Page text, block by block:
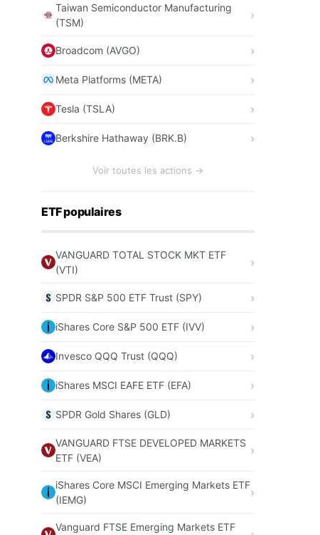
Taiwan Semiconductor Manufacturing
(TSM)
Broadcom (AVGO)
Meta Platforms (META)
Tesla (TSLA)
Berkshire Hathaway (BRK.B)
Voir toutes les actions →
ETF populaires
VANGUARD TOTAL STOCK MKT ETF
(VTI)
SPDR S&P 500 ETF Trust (SPY)
iShares Core S&P 500 ETF (IVV)
Invesco QQQ Trust (QQQ)
iShares MSCI EAFE ETF (EFA)
SPDR Gold Shares (GLD)
VANGUARD FTSE DEVELOPED MARKETS
ETF (VEA)
iShares Core MSCI Emerging Markets ETF
(IEMG)
Vanguard FTSE Emerging Markets ETF